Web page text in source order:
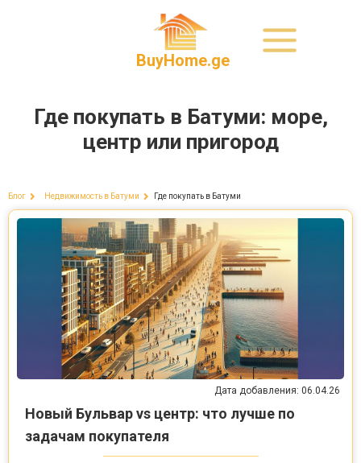
BuyHome.ge
Где покупать в Батуми: море,
центр или пригород
Блог Недвижимость в Батуми Где покупать в Батуми
Дата добавления: 06.04.26
Новый Бульвар vs центр: что лучше по
задачам покупателя